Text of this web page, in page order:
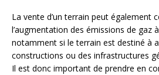
La vente d’un terrain peut également
l’augmentation des émissions de gaz
notamment si le terrain est destiné à
constructions ou des infrastructures
Il est donc important de prendre en